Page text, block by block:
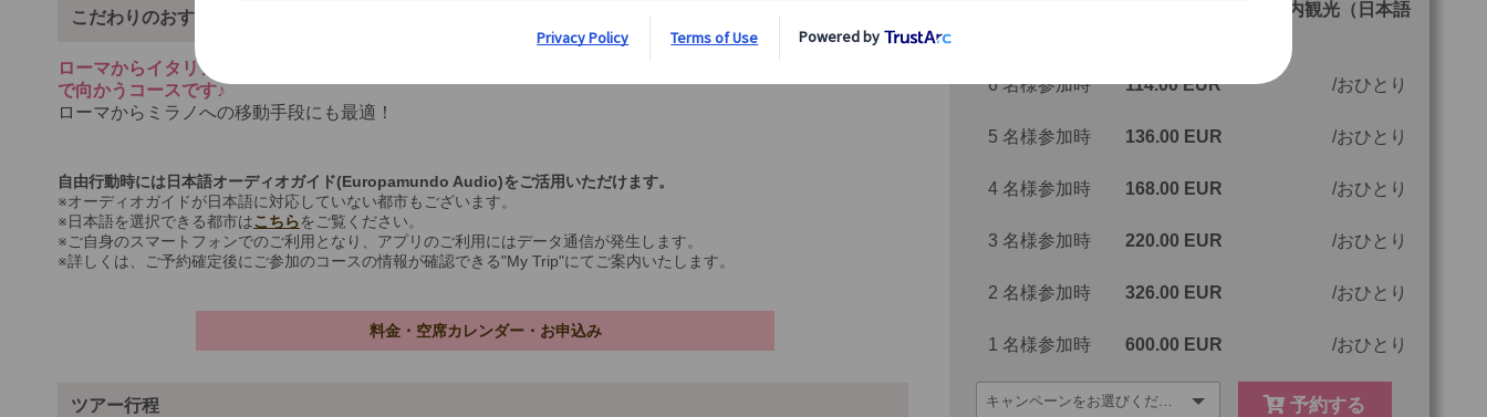
こだわりのおすすめポイント！
ローマからイタリア人気観光地のピサ、フィレンツェ、チンクエテッレなどを観光し、ミラノまで1泊2日
で向かうコースです♪
ローマからミラノへの移動手段にも最適！
自由行動時には日本語オーディオガイド(Europamundo Audio)をご活用いただけます。
※オーディオガイドが日本語に対応していない都市もございます。
※日本語を選択できる都市はこちらをご覧ください。
※ご自身のスマートフォンでのご利用となり、アプリのご利用にはデータ通信が発生します。
※詳しくは、ご予約確定後にご参加のコースの情報が確認できる"My Trip"にてご案内いたします。
料金・空席カレンダー・お申込み
ツアー行程
ツアーコード
【午後プラン】自由気ままに！パリ市内観光（日本語
6 名様参加時 114.00 EUR おひとり
5 名様参加時 136.00 EUR おひとり
4 名様参加時 168.00 EUR おひとり
3 名様参加時 220.00 EUR おひとり
2 名様参加時 326.00 EUR おひとり
1 名様参加時 600.00 EUR おひとり
予約する